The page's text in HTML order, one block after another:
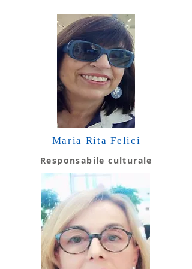
Maria Rita Felici
Responsabile culturale